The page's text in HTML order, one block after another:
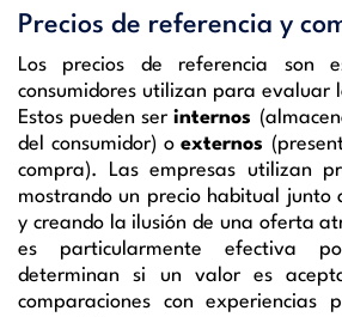
Precios de referencia y
Los precios de referencia son
consumidores utilizan para evaluar
Estos pueden serinternos
del consumidor) oexternos
compra). Las empresas utilizan
mostrando un precio habitual junto
y creando la ilusión de una oferta
es particularmente efectiva
determinan si un valor es
comparaciones con experiencias